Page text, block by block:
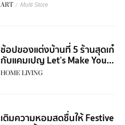
ART / Multi Store
ช้อปของแต่งบ้านที่ 5 ร้านสุดเก๋
กับแคมเปญ Let’s Make You...
HOME LIVING
เติมความหอมสดชื่นให้ Festive